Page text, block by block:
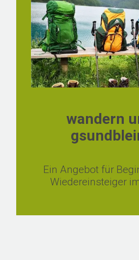
wandern
Ein Angebot für
Wiedereinsteiger